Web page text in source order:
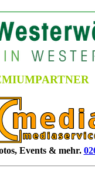
Events & mehr.